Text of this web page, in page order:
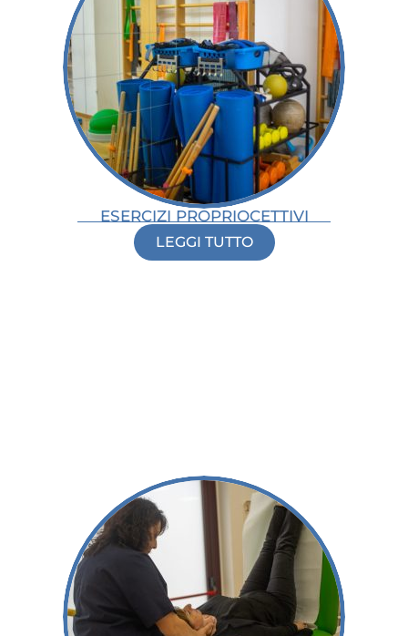
ESERCIZI PROPRIOCETTIVI
LEGGI TUTTO